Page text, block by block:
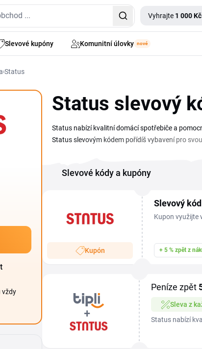
Vyhrajte 1 000 Kč
Slevové kupóny Komunitní úlovky nové
Status
vždy
Status slevový
Status nabízí kvalitní domácí spotřebiče a
Status slevovým kódem pořídíš vybavení pro
aktuální nabídku.
Slevové kódy a kupóny
Kupón
Slevový kód
Kupon využijte
+ 5 % zpět z
Peníze zpět
Sleva z
Status nabízí